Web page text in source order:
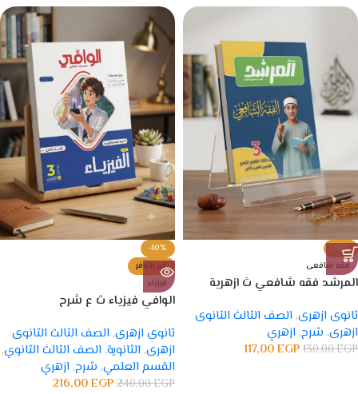
-10%
فقه شافعى
المرشد فقه شافعي ث ازهرية
ثانوى ازهرى, الصف الثالث الثانوى
ازهرى, شرح, ازهري
130,00EGP
117,00EGP
-10%
غير متوفر
فيزياء
الوافي فيزياء ث ع شرح
ثانوى ازهرى, الصف الثالث الثانوى
ازهرى, الثانوية, الصف الثالث الثانوي,
القسم العلمي, شرح, ازهري
240,00EGP
216,00EGP